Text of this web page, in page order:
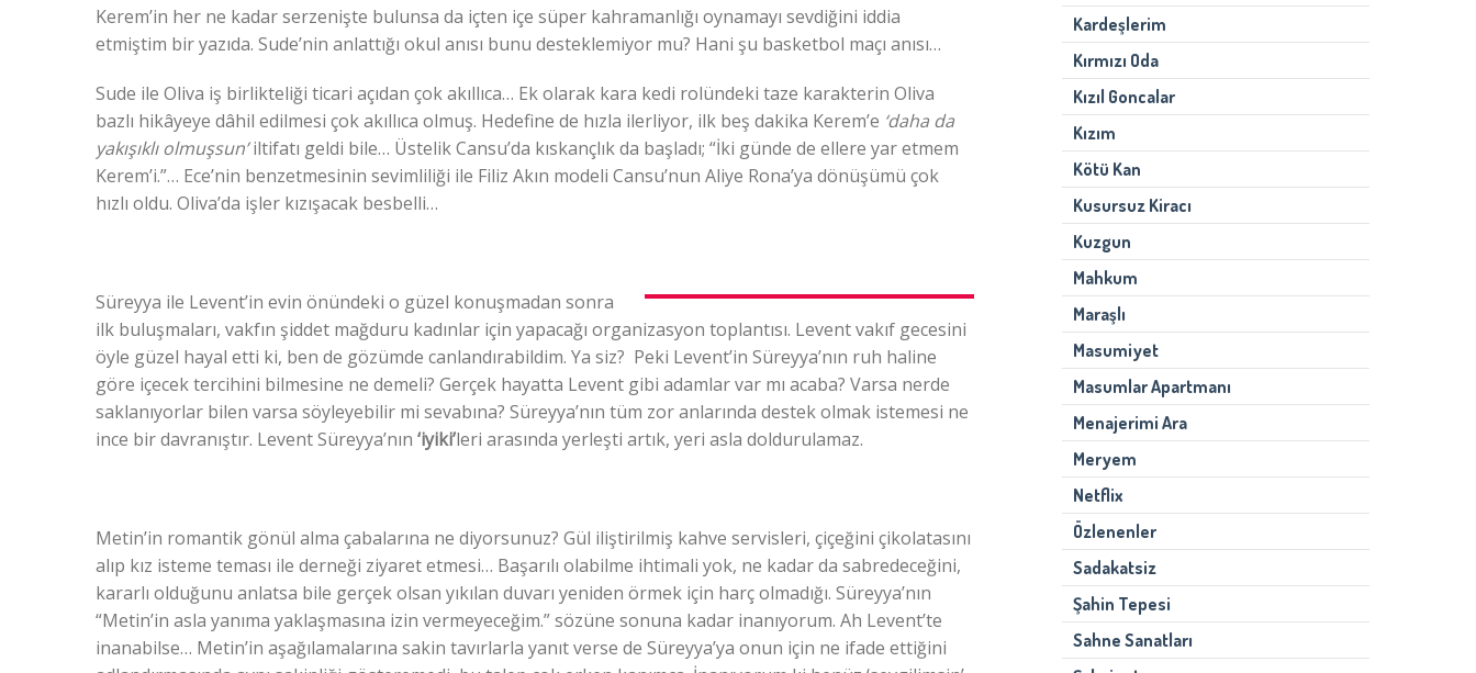
Kerem’in her ne kadar serzenişte bulunsa da içten içe süper kahramanlığı oynamayı sevdiğini iddia
etmiştim bir yazıda. Sude’nin anlattığı okul anısı bunu desteklemiyor mu? Hani şu basketbol maçı anısı…
Sude ile Oliva iş birlikteliği ticari açıdan çok akıllıca… Ek olarak kara kedi rolündeki taze karakterin Oliva
bazlı hikâyeye dâhil edilmesi çok akıllıca olmuş. Hedefine de hızla ilerliyor, ilk beş dakika Kerem’e ‘daha da
yakışıklı olmuşsun’iltifatı geldi bile… Üstelik Cansu’da kıskançlık da başladı; “İki günde de ellere yar etmem
Kerem’i.”… Ece’nin benzetmesinin sevimliliği ile Filiz Akın modeli Cansu’nun Aliye Rona’ya dönüşümü çok
hızlı oldu. Oliva’da işler kızışacak besbelli…
Süreyya ile Levent’in evin önündeki o güzel konuşmadan sonra
ilk buluşmaları, vakfın şiddet mağduru kadınlar için yapacağı organizasyon toplantısı. Levent vakıf gecesini
öyle güzel hayal etti ki, ben de gözümde canlandırabildim. Ya siz? Peki Levent’in Süreyya’nın ruh haline
göre içecek tercihini bilmesine ne demeli? Gerçek hayatta Levent gibi adamlar var mı acaba? Varsa nerde
saklanıyorlar bilen varsa söyleyebilir mi sevabına? Süreyya’nın tüm zor anlarında destek olmak istemesi ne
ince bir davranıştır. Levent Süreyya’nın ‘iyiki’leri arasında yerleşti artık, yeri asla doldurulamaz.
Metin’in romantik gönül alma çabalarına ne diyorsunuz? Gül iliştirilmiş kahve servisleri, çiçeğini çikolatasını
alıp kız isteme teması ile derneği ziyaret etmesi… Başarılı olabilme ihtimali yok, ne kadar da sabredeceğini,
kararlı olduğunu anlatsa bile gerçek olsan yıkılan duvarı yeniden örmek için harç olmadığı. Süreyya’nın
“Metin’in asla yanıma yaklaşmasına izin vermeyeceğim.” sözüne sonuna kadar inanıyorum. Ah Levent’te
inanabilse… Metin’in aşağılamalarına sakin tavırlarla yanıt verse de Süreyya’ya onun için ne ifade ettiğini
Kardeşlerim
Kırmızı Oda
Kızıl Goncalar
Kızım
Kötü Kan
Kusursuz Kiracı
Kuzgun
Mahkum
Maraşlı
Masumiyet
Masumlar Apartmanı
Menajerimi Ara
Meryem
Netflix
Özlenenler
Sadakatsiz
Şahin Tepesi
Sahne Sanatları